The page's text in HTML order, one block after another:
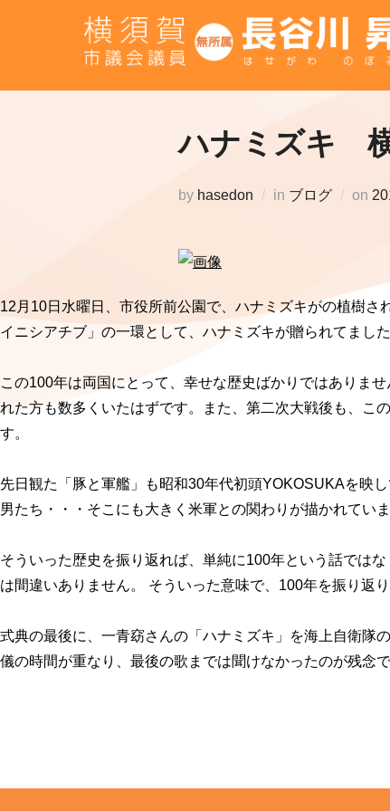
ン
ハナミズキ 横
by hasedon in ブログ on 投
12月10日水曜日、市役所前公園で、ハナミズキがの植樹
イニシアチブ」の一環として、ハナミズキが贈られてました
この100年は両国にとって、幸せな歴史ばかりではありま
れた方も数多くいたはずです。また、第二次大戦後も、こ
す。
先日観た「豚と軍艦」も昭和30年代初頭YOKOSUKAを映
男たち・・・そこにも大きく米軍との関わりが描かれていま
そういった歴史を振り返れば、単純に100年という話では
は間違いありません。 そういった意味で、100年を振り返
式典の最後に、一青窈さんの「ハナミズキ」を海上自
儀の時間が重なり、最後の歌までは聞けなかったのが残念